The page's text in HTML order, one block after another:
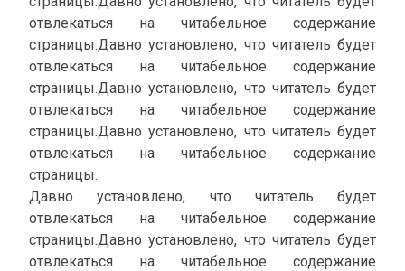
отвлекаться на читабельное содержание
страницы.Давно установлено, что читатель будет
отвлекаться на читабельное содержание
страницы.Давно установлено, что читатель будет
отвлекаться на читабельное содержание
страницы.Давно установлено, что читатель будет
отвлекаться на читабельное содержание
страницы.
Давно установлено, что читатель будет
отвлекаться на читабельное содержание
страницы.Давно установлено, что читатель будет
отвлекаться на читабельное содержание